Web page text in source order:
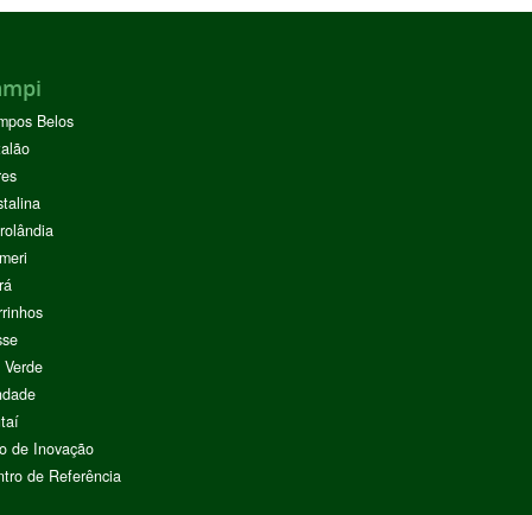
Belos
de Inovação
de Referência